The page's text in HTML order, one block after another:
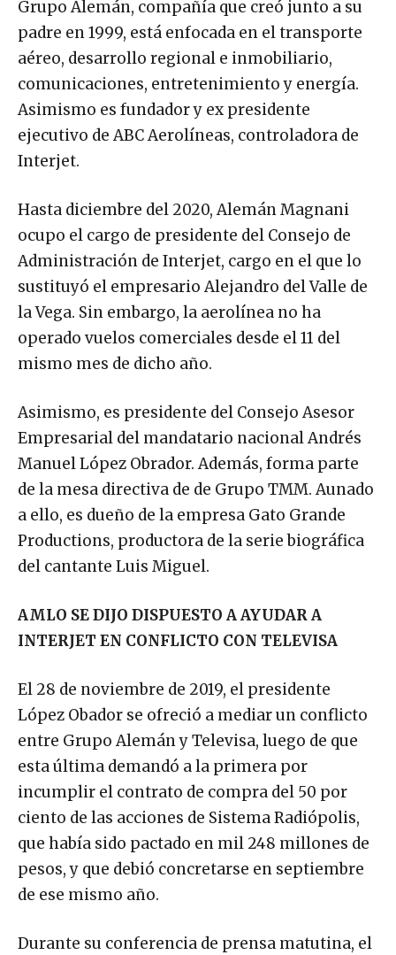
Grupo Alemán, compañía que creó junto a su
padre en 1999, está enfocada en el transporte
aéreo, desarrollo regional e inmobiliario,
comunicaciones, entretenimiento y energía.
Asimismo es fundador y ex presidente
ejecutivo de ABC Aerolíneas, controladora de
Interjet.
Hasta diciembre del 2020, Alemán Magnani
ocupo el cargo de presidente del Consejo de
Administración de Interjet, cargo en el que lo
sustituyó el empresario Alejandro del Valle de
la Vega. Sin embargo, la aerolínea no ha
operado vuelos comerciales desde el 11 del
mismo mes de dicho año.
Asimismo, es presidente del Consejo Asesor
Empresarial del mandatario nacional Andrés
Manuel López Obrador. Además, forma parte
de la mesa directiva de de Grupo TMM. Aunado
a ello, es dueño de la empresa Gato Grande
Productions, productora de la serie biográfica
del cantante Luis Miguel.
AMLO SE DIJO DISPUESTO A AYUDAR A
INTERJET EN CONFLICTO CON TELEVISA
El 28 de noviembre de 2019, el presidente
López Obador se ofreció a mediar un conflicto
entre Grupo Alemán y Televisa, luego de que
esta última demandó a la primera por
incumplir el contrato de compra del 50 por
ciento de las acciones de Sistema Radiópolis,
que había sido pactado en mil 248 millones de
pesos, y que debió concretarse en septiembre
de ese mismo año.
Durante su conferencia de prensa matutina, el